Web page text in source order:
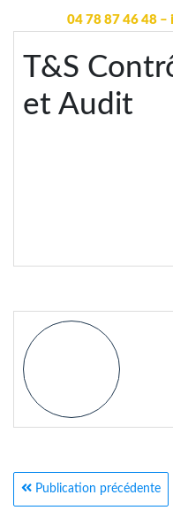
04 78 87 46 48
T&S
et Audit
Publication précédente